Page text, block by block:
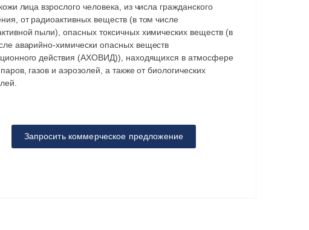
лица взрослого человека, из числа гражданского
от радиоактивных веществ (в том числе
пыли), опасных токсичных химических веществ (в
аварийно-химически опасных веществ
действия (АХОВИД)), находящихся в атмосфере
газов и аэрозолей, а также от биологических
Запросить коммерческое предложение